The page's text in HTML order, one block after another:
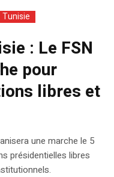
Tunisie
: Le FSN
pour
libres et
une marche le 5
présidentielles libres